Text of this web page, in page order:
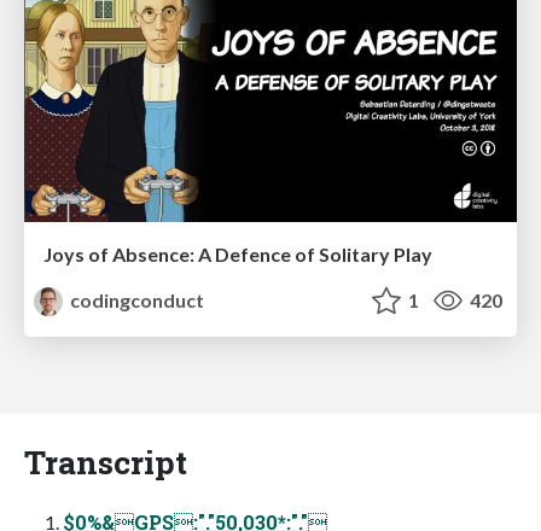
Joys of Absence: A Defence of Solitary Play
codingconduct
1 420
Transcript
$0%&GPS:"."50,030*:"."